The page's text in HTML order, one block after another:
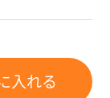
入れる